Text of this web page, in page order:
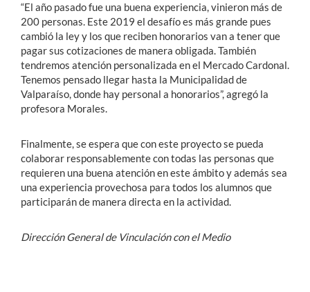
“El año pasado fue una buena experiencia, vinieron más de
200 personas. Este 2019 el desafío es más grande pues
cambió la ley y los que reciben honorarios van a tener que
pagar sus cotizaciones de manera obligada. También
tendremos atención personalizada en el Mercado Cardonal.
Tenemos pensado llegar hasta la Municipalidad de
Valparaíso, donde hay personal a honorarios”, agregó la
profesora Morales.
Finalmente, se espera que con este proyecto se pueda
colaborar responsablemente con todas las personas que
requieren una buena atención en este ámbito y además sea
una experiencia provechosa para todos los alumnos que
participarán de manera directa en la actividad.
Dirección General de Vinculación con el Medio